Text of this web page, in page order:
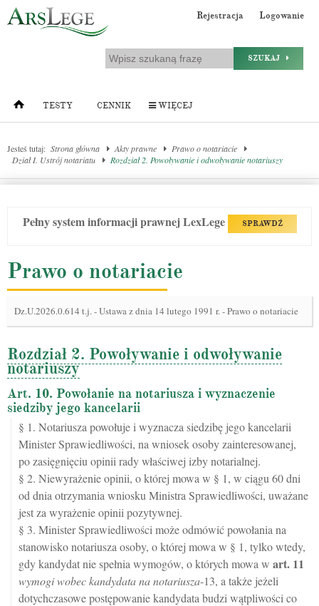
Rejestracja Logowanie
SZUKAJ
TESTY CENNIK WIĘCEJ
Jesteś tutaj: Strona główna Akty prawne
Prawo o notariacie
Dział I. Ustrój notariatu
Rozdział 2. Powoływanie i odwoływanie notariuszy
Pełny system informacji prawnej LexLege SPRAWDŹ
Prawo o notariacie
Dz.U.2026.0.614 t.j.-Ustawa z dnia 14 lutego 1991 r. - Prawo o notariacie
Rozdział 2. Powoływanie i odwoływanie
notariuszy
Art. 10. Powołanie na notariusza i wyznaczenie
siedziby jego kancelarii
§ 1. Notariusza powołuje i wyznacza siedzibę jego kancelarii
Minister Sprawiedliwości, na wniosek osoby zainteresowanej,
po zasięgnięciu opinii rady właściwej izby notarialnej.
§ 2. Niewyrażenie opinii, o której mowa w § 1, w ciągu 60 dni
od dnia otrzymania wniosku Ministra Sprawiedliwości, uważane
jest za wyrażenie opinii pozytywnej.
§ 3. Minister Sprawiedliwości może odmówić powołania na
stanowisko notariusza osoby, o której mowa w § 1, tylko wtedy,
gdy kandydat nie spełnia wymogów, o których mowa w art. 11
wymogi wobec kandydata na notariusza-13, a także jeżeli
dotychczasowe postępowanie kandydata budzi wątpliwości co